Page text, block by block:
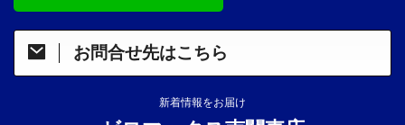
お問合せ先はこちら
新着情報をお届け